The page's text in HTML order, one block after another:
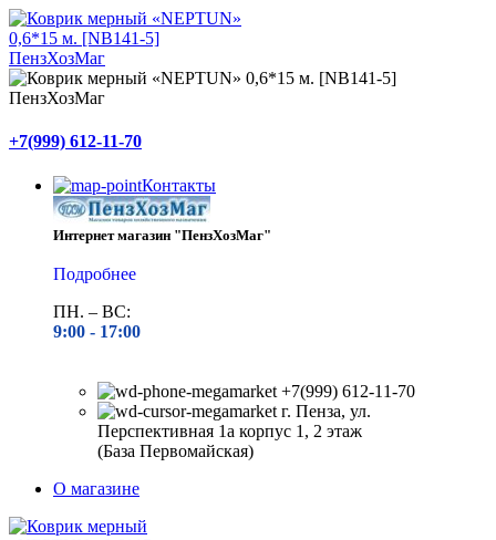
+7(999) 612-11-70
Контакты
Интернет магазин "ПензХозМаг"
Подробнее
ПН. – ВС:
9:00 - 17:00
+7(999) 612-11-70
г. Пенза, ул.
Перспективная 1а корпус 1, 2 этаж
(База Первомайская)
О магазине